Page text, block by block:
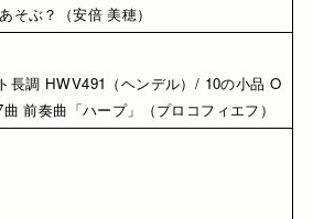
そぶ？（安倍 美穂）
長調 HWV491（ヘンデル）/ 10の小品 O
前奏曲「ハープ」（プロコフィエフ）